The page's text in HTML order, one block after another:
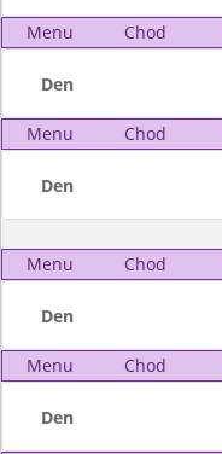
Menu Chod
Den
Menu Chod
Den
Menu Chod
Den
Menu Chod
Den